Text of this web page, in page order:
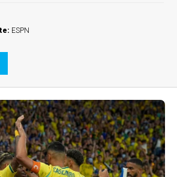
ESPN